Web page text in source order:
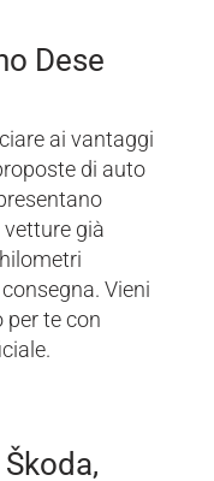
Dese
ai vantaggi
di auto
vetture già
Vieni
per te con